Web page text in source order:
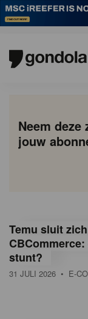
Neem
jouw
o
n
d
Temu sluit
CBCommerce:
stunt?
31 JULI 2026 • E-